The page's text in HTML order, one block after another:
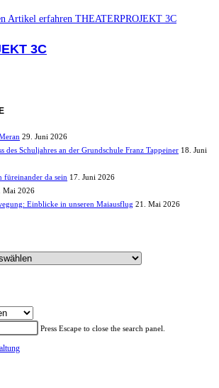
3C
29. Juni 2026
des Schuljahres an der Grundschule Franz Tappeiner 18. Juni
füreinander da sein 17. Juni 2026
Mai 2026
Einblicke in unseren Maiausflug 21. Mai 2026
Press Escape to close the search panel.